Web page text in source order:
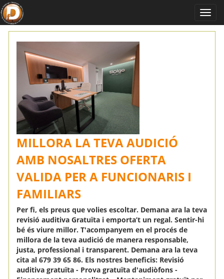
MILLORA LA TEVA AUDICIÓ
AMB NOSALTRES OFERTA
VALIDA PER A FUNCIONARIS I
FAMILIARS
Per fi, els preus que volies escoltar. Demana ara la teva
revisió auditiva Gratuïta i emporta’t un regal. Sentir-hi
bé és viure millor. T'acompanyem en el procés de
millora de la teva audició de manera responsable,
justa, professional i transparent. Demana ara la teva
cita al 679 39 65 86. Els nostres beneficis: Revisió
auditiva gratuïta - Prova gratuïta d'audiòfons -